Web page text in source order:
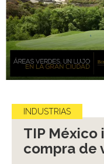
INDUSTRIAS
TIP México
compra de